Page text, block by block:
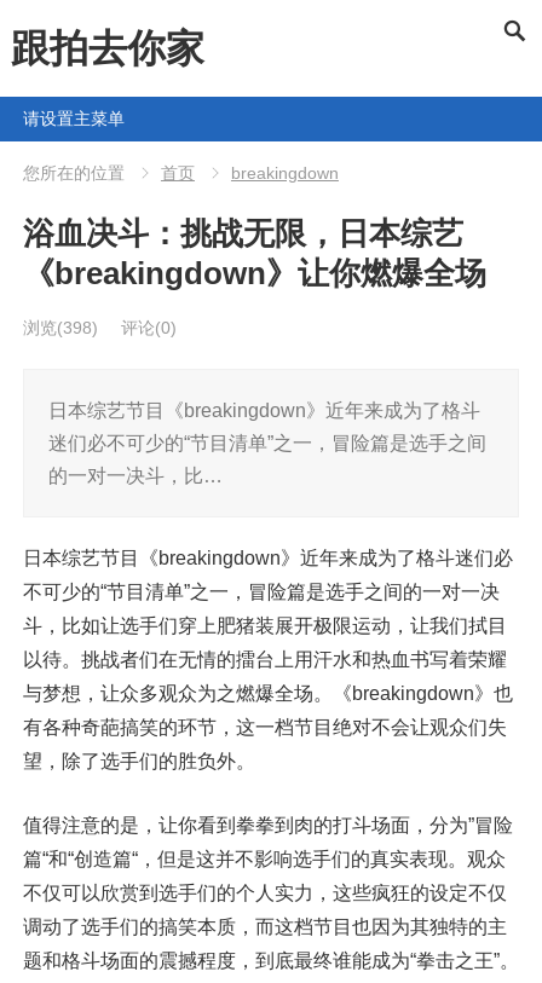
跟拍去你家
请设置主菜单
您所在的位置 首页 breakingdown
浴血决斗：挑战无限，日本综艺
《breakingdown》让你燃爆全场
浏览(398) 评论(0)
日本综艺节目《breakingdown》近年来成为了格斗
迷们必不可少的“节目清单”之一，冒险篇是选手之间
的一对一决斗，比…
日本综艺节目《breakingdown》近年来成为了格斗迷们必
不可少的“节目清单”之一，冒险篇是选手之间的一对一决
斗，比如让选手们穿上肥猪装展开极限运动，让我们拭目
以待。挑战者们在无情的擂台上用汗水和热血书写着荣耀
与梦想，让众多观众为之燃爆全场。《breakingdown》也
有各种奇葩搞笑的环节，这一档节目绝对不会让观众们失
望，除了选手们的胜负外。
值得注意的是，让你看到拳拳到肉的打斗场面，分为”冒险
篇“和“创造篇“，但是这并不影响选手们的真实表现。观众
不仅可以欣赏到选手们的个人实力，这些疯狂的设定不仅
调动了选手们的搞笑本质，而这档节目也因为其独特的主
题和格斗场面的震撼程度，到底最终谁能成为“拳击之王”。